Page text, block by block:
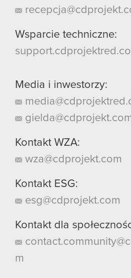
Wsparcie techniczne:
Media i inwestorzy:
Kontakt WZA:
wza@cdprojekt.com
Kontakt ESG:
esg@cdprojekt.com
Kontakt dla
m